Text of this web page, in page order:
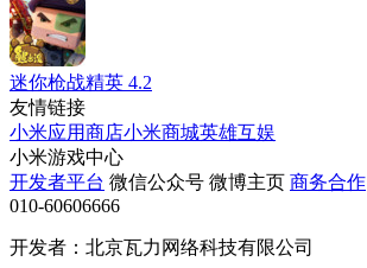
迷你枪战精英 4.2
友情链接
小米应用商店小米商城英雄互娱
小米游戏中心
开发者平台 微信公众号 微博主页 商务合作
010-60606666
开发者：北京瓦力网络科技有限公司